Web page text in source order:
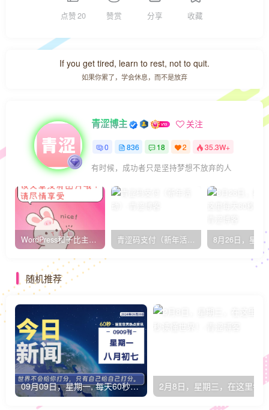
点赞20 赞赏 分享 收藏
If you get tired, learn to rest, not to quit.
如果你累了，学会休息，而不是放弃
青涩博主 关注
0 836 18 2 35.3W+
有时候，成功者只是坚持梦想不放弃的人
WordPress和子比主题模板&网站美化方法教程-已更新到:23-01-8 青涩码支付（新年活动）
随机推荐
09月09日，星期一, 每天60秒读懂全世界！